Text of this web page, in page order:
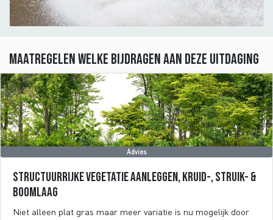
Maatregelen welke bijdragen aan deze uitdaging
Advies
Structuurrijke vegetatie aanleggen, kruid-, struik- &
boomlaag
Niet alleen plat gras maar meer variatie is nu mogelijk door